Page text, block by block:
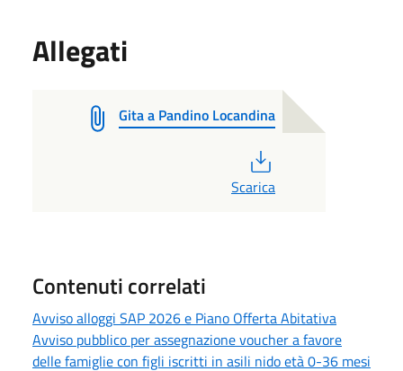
Allegati
Gita a Pandino Locandina
Scarica
Contenuti correlati
Avviso alloggi SAP 2026 e Piano Offerta Abitativa
Avviso pubblico per assegnazione voucher a favore
delle famiglie con figli iscritti in asili nido età 0-36 mesi